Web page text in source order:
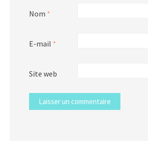
Nom *
E-mail *
Site web